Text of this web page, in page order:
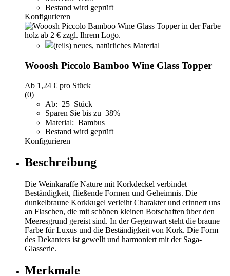
Bestand wird geprüft
Konfigurieren
(teils) neues, natürliches Material
Wooosh Piccolo Bamboo Wine Glass Topper
Ab 1,24 € pro Stück
(0)
Ab: 25 Stück
Sparen Sie bis zu 38%
Material: Bambus
Bestand wird geprüft
Konfigurieren
Beschreibung
Die Weinkaraffe Nature mit Korkdeckel verbindet
Beständigkeit, fließende Formen und Geheimnis. Die
dunkelbraune Korkkugel verleiht Charakter und erinnert uns
an Flaschen, die mit schönen kleinen Botschaften über den
Meeresgrund gereist sind. In der Gegenwart steht die braune
Farbe für Luxus und die Beständigkeit von Kork. Die Form
des Dekanters ist gewellt und harmoniert mit der Saga-
Glasserie.
Merkmale